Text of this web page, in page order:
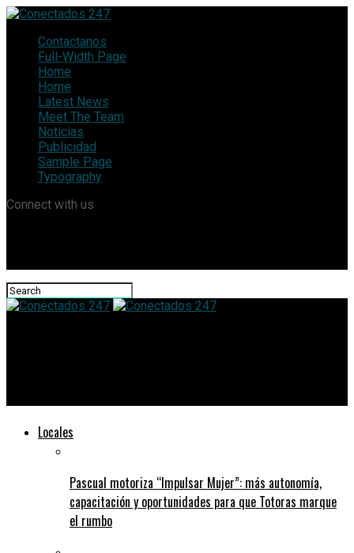
Contactanos
Full-Width Page
Home
Home
Latest News
Meet The Team
Noticias
Publicidad
Sample Page
Typography
Connect with us
Locales
Pascual motoriza “Impulsar Mujer”: más autonomía,
capacitación y oportunidades para que Totoras marque
el rumbo